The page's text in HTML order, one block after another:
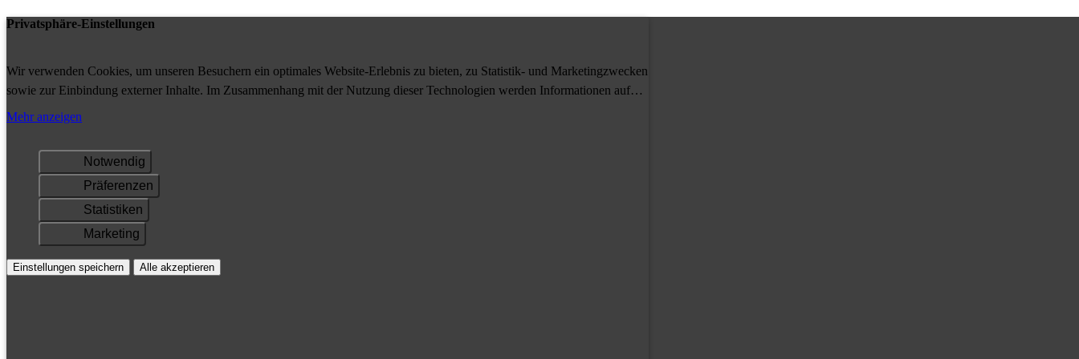
Privatsphäre-Einstellungen
Wir verwenden Cookies, um unseren Besuchern ein optimales Website-Erlebnis zu bieten, zu Statistik- und Marketingzwecken
sowie zur Einbindung externer Inhalte. Im Zusammenhang mit der Nutzung dieser Technologien werden Informationen auf
Ihrem Gerät gespeichert und/oder abgerufen.
Mehr anzeigen
Notwendig
Präferenzen
Statistiken
Marketing
Einstellungen speichern Alle akzeptieren